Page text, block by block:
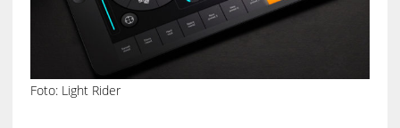
Foto: Light Rider